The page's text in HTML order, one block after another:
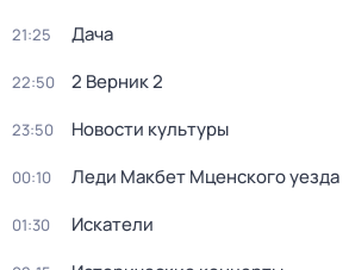
21:25 Дача
22:50 2 Верник 2
23:50 Новости культуры
00:10 Леди Макбет Мценского уезда
01:30 Искатели